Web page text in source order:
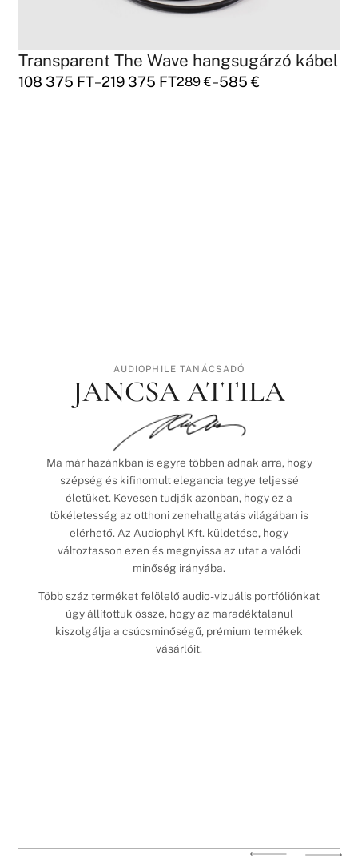
Transparent The Wave hangsugárzó kábel
108 375 FT–219 375 FT289€–585€
AUDIOPHILE TANÁCSADÓ
JANCSA ATTILA
Ma már hazánkban is egyre többen adnak arra, hogy
szépség és kifinomult elegancia tegye teljessé
életüket. Kevesen tudják azonban, hogy ez a
tökéletesség az otthoni zenehallgatás világában is
elérhető. Az Audiophyl Kft. küldetése, hogy
változtasson ezen és megnyissa az utat a valódi
minőség irányába.
Több száz terméket felölelő audio-vizuális portfóliónkat
úgy állítottuk össze, hogy az maradéktalanul
kiszolgálja a csúcsminőségű, prémium termékek
vásárlóit.